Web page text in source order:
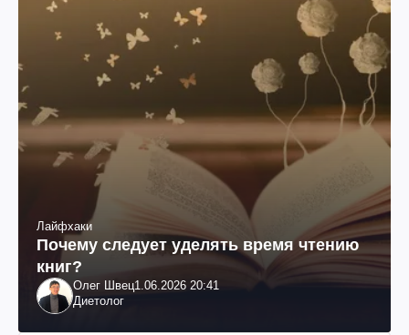
Лайфхаки
Почему следует уделять время чтению
книг?
Олег Швец1.06.2026 20:41
Диетолог